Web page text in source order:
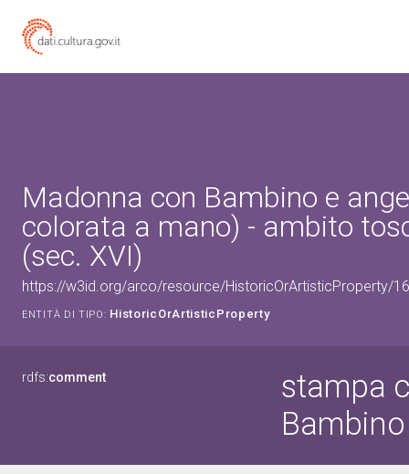
Madonna con Bambino e
colorata a mano) - ambito
(sec. XVI)
https://w3id.org/arco/resource/HistoricOrArtisticProperty/
ENTITÀ DI TIPO: HistoricOrArtisticProperty
rdfs:comment
stampa